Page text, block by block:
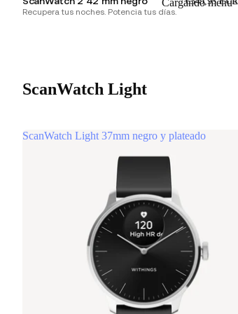
Cargando menú
Recupera tus noches. Potencia tus días.
ScanWatch Light
ScanWatch Light 37mm negro y plateado